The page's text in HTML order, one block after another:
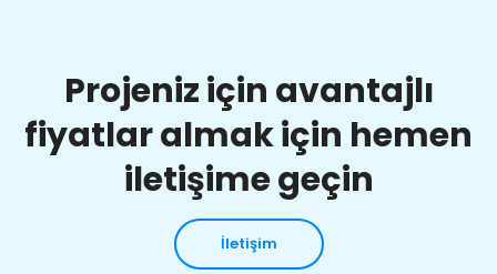
Projeniz için avantajlı
fiyatlar almak için hemen
iletişime geçin
İletişim